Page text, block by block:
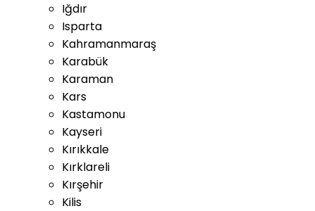
Iğdır
Isparta
Kahramanmaraş
Karabük
Karaman
Kars
Kastamonu
Kayseri
Kırıkkale
Kırklareli
Kırşehir
Kilis